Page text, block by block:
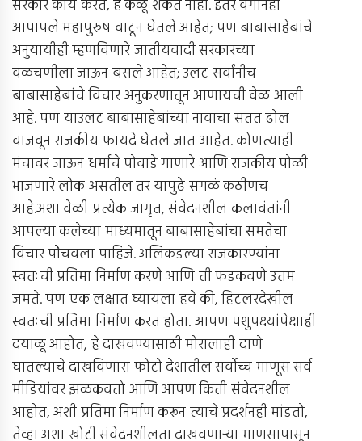
सरकार काय करते, हे कळू शकत नाही. इतर वर्गानेही
आपापले महापुरुष वाटून घेतले आहेत; पण बाबासाहेबांचे
अनुयायीही म्हणविणारे जातीयवादी सरकारच्या
वळचणीला जाऊन बसले आहेत; उलट सर्वांनीच
बाबासाहेबांचे विचार अनुकरणातून आणायची वेळ आली
आहे. पण याउलट बाबासाहेबांच्या नावाचा सतत ढोल
वाजवून राजकीय फायदे घेतले जात आहेत. कोणत्याही
मंचावर जाऊन धर्माचे पोवाडे गाणारे आणि राजकीय पोळी
भाजणारे लोक असतील तर यापुढे सगळं कठीणच
आहे.अशा वेळी प्रत्येक जागृत, संवेदनशील कलावंतांनी
आपल्या कलेच्या माध्यमातून बाबासाहेबांचा समतेचा
विचार पोेचवला पाहिजे. अलिकडल्या राजकारण्यांना
स्वतःची प्रतिमा निर्माण करणे आणि ती फडकवणे उत्तम
जमते. पण एक लक्षात घ्यायला हवे की, हिटलरदेखील
स्वतःची प्रतिमा निर्माण करत होता. आपण पशुपक्ष्यांपेक्षाही
दयाळू आहोत, हे दाखवण्यासाठी मोरालाही दाणे
घातल्याचे दाखविणारा फोटो देशातील सर्वोच्च माणूस सर्व
मीडियांवर झळकवतो आणि आपण किती संवेदनशील
आहोत, अशी प्रतिमा निर्माण करून त्याचे प्रदर्शनही मांडतो,
तेव्हा अशा खोटी संवेदनशीलता दाखवणार्‍या माणसापासून